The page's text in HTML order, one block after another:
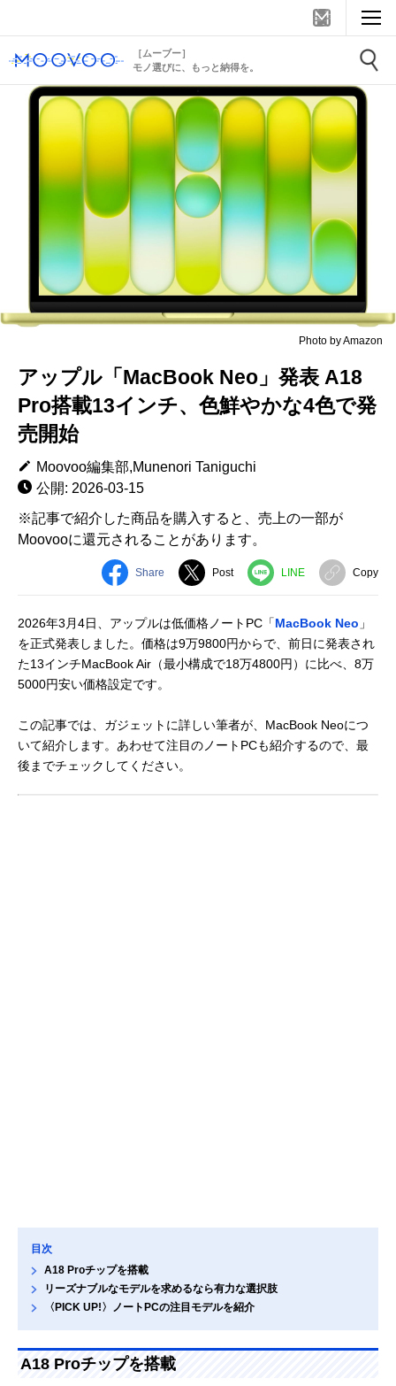
［ムーブー］
モノ選びに、もっと納得を。
Photo by Amazon
アップル「MacBook Neo」発表 A18
Pro搭載13インチ、色鮮やかな4色で発
売開始
Moovoo編集部,Munenori Taniguchi
公開: 2026-03-15
※記事で紹介した商品を購入すると、売上の一部が
Moovooに還元されることがあります。
Share Post LINE Copy
2026年3月4日、アップルは低価格ノートPC「MacBook Neo 」
を正式発表しました。価格は9万9800円からで、前日に発表され
た13インチMacBook Air（最小構成で18万4800円）に比べ、8万
5000円安い価格設定です。
この記事では、ガジェットに詳しい筆者が、MacBook Neoにつ
いて紹介します。あわせて注目のノートPCも紹介するので、最
後までチェックしてください。
目次
A18 Proチップを搭載
リーズナブルなモデルを求めるなら有力な選択肢
〈PICK UP!〉ノートPCの注目モデルを紹介
A18 Proチップを搭載